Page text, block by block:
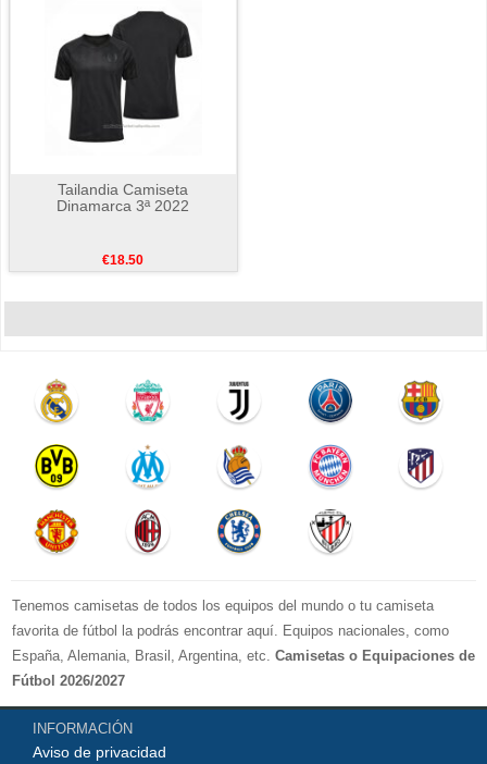
Tailandia Camiseta
Dinamarca 3ª 2022
€18.50
Tenemos camisetas de todos los equipos del mundo o tu camiseta
favorita de fútbol la podrás encontrar aquí. Equipos nacionales, como
España, Alemania, Brasil, Argentina, etc. Camisetas o Equipaciones de
Fútbol 2026/2027
La LIGA 2026-2027 : Real Madrid, Barcelona, Atletico Madrid, Sevilla,
Real Betis, Valencia, Athletic Bilbao, Real Sociedad, Deportivo de La
Coruna, Celta de Vigo, Cadiz, etc.
INFORMACIÓN
Aviso de privacidad